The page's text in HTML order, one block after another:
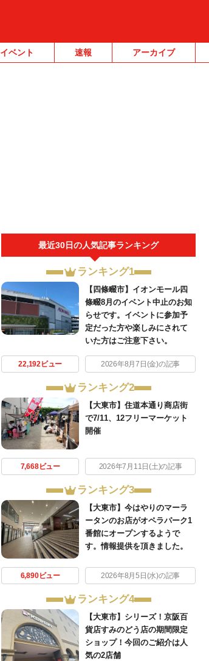
イベント 速報 アーカイブ
最近30日の人気記事ランキング
ランキング1
【四條畷市】イオンモール四
條畷8月のイベント中止のお知
らせです。イベントに参加予
定だった方や楽しみにされて
いた方はご注意下さい。
22,192ビュー 2026年8月7日(金)の記事
ランキング2
【大東市】住道本通り商店街
で7/11、12フリーマーケット
開催
7,668ビュー 2026年7月11日(土)の記事
ランキング3
【大東市】今はやりのマーラ
ータンのお店がオペラパーク1
番館にオープンするようで
す。情報提供を頂きました。
6,890ビュー 2026年8月5日(水)の記事
ランキング4
【大東市】シリーズ！京阪百
貨店すみのどう店の期間限定
ショップ！今回のご紹介は人
気の2店舗